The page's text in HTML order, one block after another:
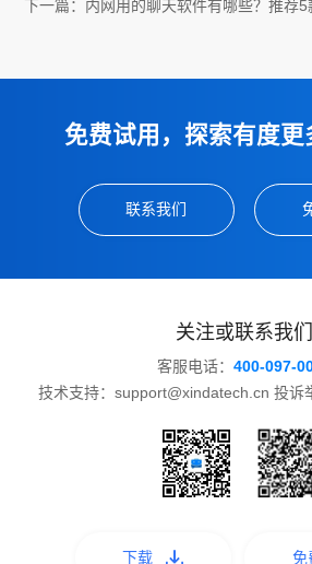
下一篇： 内网用的聊天软件有哪些？推荐5
免费试用，探索有度更
联系我们
关注或联系我们
客服电话： 400-097-
技术支持：support@xindatech.cn 投诉
下载 免